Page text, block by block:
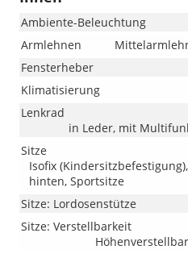
Ambiente-Beleuchtung
Armlehnen
Fensterheber
Klimatisierung
Lenkrad
in Leder, mit
Sitze
Isofix
hinten, Sportsitze
Sitze: Lordosenstütze
Sitze: Verstellbarkeit